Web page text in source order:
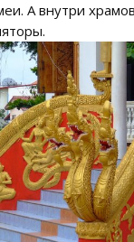
А внутри